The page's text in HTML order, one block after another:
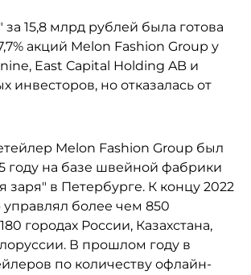
15,8 млрд рублей была готова
акций Melon Fashion Group у
East Capital Holding AB и
инвесторов, но отказалась от
Melon Fashion Group был
году на базе швейной фабрики
заря" в Петербурге. К концу 2022
управлял более чем 850
городах России, Казахстана,
В прошлом году в
по количеству офлайн-